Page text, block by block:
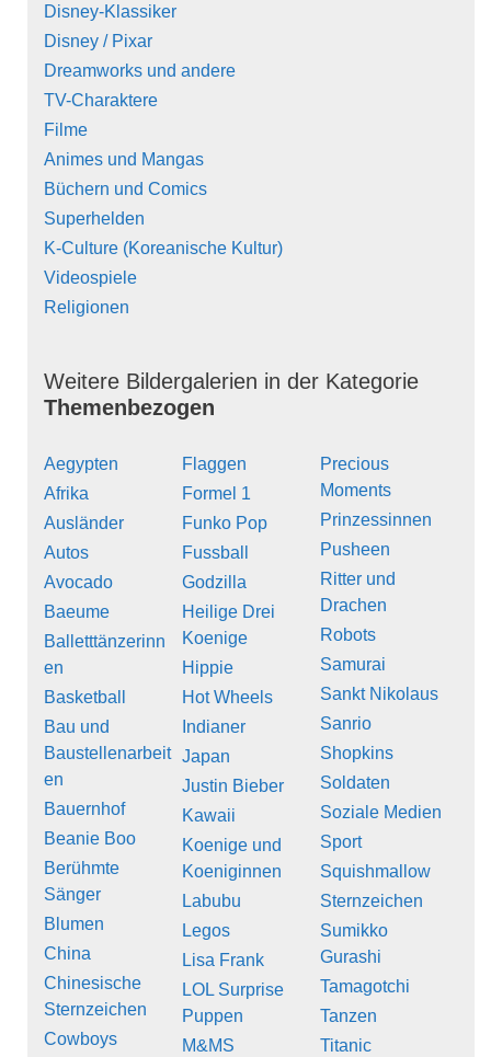
Disney-Klassiker
Disney / Pixar
Dreamworks und andere
TV-Charaktere
Filme
Animes und Mangas
Büchern und Comics
Superhelden
K-Culture (Koreanische Kultur)
Videospiele
Religionen
Weitere Bildergalerien in der Kategorie
Themenbezogen
Aegypten
Afrika
Ausländer
Autos
Avocado
Baeume
Balletttänzerinn
en
Basketball
Bau und
Baustellenarbeit
en
Bauernhof
Beanie Boo
Berühmte
Sänger
Blumen
China
Chinesische
Sternzeichen
Cowboys
Flaggen
Formel 1
Funko Pop
Fussball
Godzilla
Heilige Drei
Koenige
Hippie
Hot Wheels
Indianer
Japan
Justin Bieber
Kawaii
Koenige und
Koeniginnen
Labubu
Legos
Lisa Frank
LOL Surprise
Puppen
M&MS
Precious
Moments
Prinzessinnen
Pusheen
Ritter und
Drachen
Robots
Samurai
Sankt Nikolaus
Sanrio
Shopkins
Soldaten
Soziale Medien
Sport
Squishmallow
Sternzeichen
Sumikko
Gurashi
Tamagotchi
Tanzen
Titanic